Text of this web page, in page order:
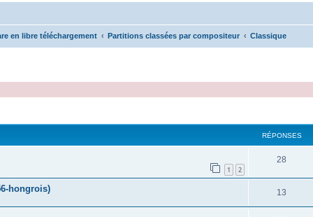
en libre téléchargement Partitions classées par compositeur Classique
RÉPONSES
1 2
28
é
hongrois) 13
é